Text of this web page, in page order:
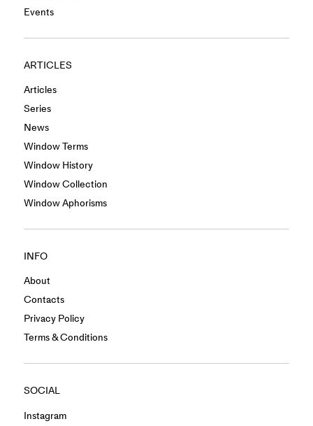
Events
ARTICLES
Articles
Series
News
Window Terms
Window History
Window Collection
Window Aphorisms
INFO
About
Contacts
Privacy Policy
Terms & Conditions
SOCIAL
Instagram